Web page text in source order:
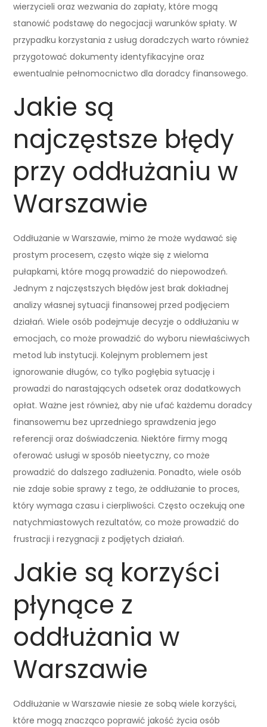
wierzycieli oraz wezwania do zapłaty, które mogą
stanowić podstawę do negocjacji warunków spłaty. W
przypadku korzystania z usług doradczych warto również
przygotować dokumenty identyfikacyjne oraz
ewentualnie pełnomocnictwo dla doradcy finansowego.
Jakie są
najczęstsze błędy
przy oddłużaniu w
Warszawie
Oddłużanie w Warszawie, mimo że może wydawać się
prostym procesem, często wiąże się z wieloma
pułapkami, które mogą prowadzić do niepowodzeń.
Jednym z najczęstszych błędów jest brak dokładnej
analizy własnej sytuacji finansowej przed podjęciem
działań. Wiele osób podejmuje decyzje o oddłużaniu w
emocjach, co może prowadzić do wyboru niewłaściwych
metod lub instytucji. Kolejnym problemem jest
ignorowanie długów, co tylko pogłębia sytuację i
prowadzi do narastających odsetek oraz dodatkowych
opłat. Ważne jest również, aby nie ufać każdemu doradcy
finansowemu bez uprzedniego sprawdzenia jego
referencji oraz doświadczenia. Niektóre firmy mogą
oferować usługi w sposób nieetyczny, co może
prowadzić do dalszego zadłużenia. Ponadto, wiele osób
nie zdaje sobie sprawy z tego, że oddłużanie to proces,
który wymaga czasu i cierpliwości. Często oczekują one
natychmiastowych rezultatów, co może prowadzić do
frustracji i rezygnacji z podjętych działań.
Jakie są korzyści
płynące z
oddłużania w
Warszawie
Oddłużanie w Warszawie niesie ze sobą wiele korzyści,
które mogą znacząco poprawić jakość życia osób